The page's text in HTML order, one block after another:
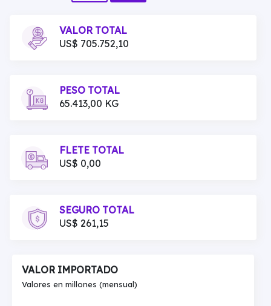
VALOR TOTAL
US$ 705.752,10
PESO TOTAL
65.413,00 KG
FLETE TOTAL
US$ 0,00
SEGURO TOTAL
US$ 261,15
VALOR IMPORTADO
Valores en millones (mensual)